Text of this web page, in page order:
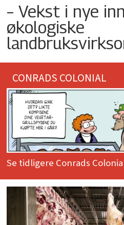
– Vekst i nye
økologiske
CONRADS COLONIAL
Se tidligere Conrads